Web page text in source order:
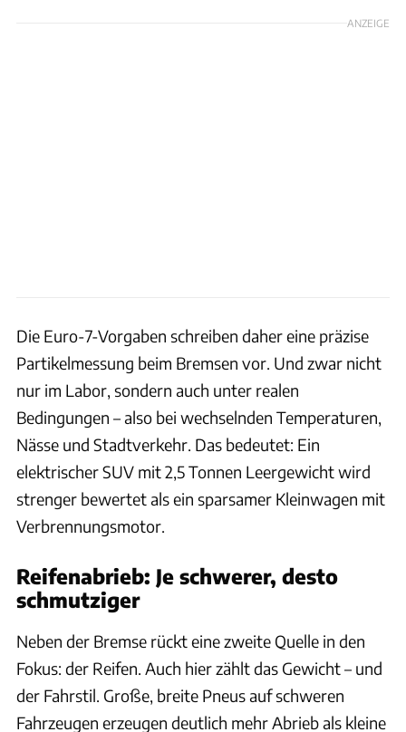
ANZEIGE
Die Euro-7-Vorgaben schreiben daher eine präzise
Partikelmessung beim Bremsen vor. Und zwar nicht
nur im Labor, sondern auch unter realen
Bedingungen – also bei wechselnden Temperaturen,
Nässe und Stadtverkehr. Das bedeutet: Ein
elektrischer SUV mit 2,5 Tonnen Leergewicht wird
strenger bewertet als ein sparsamer Kleinwagen mit
Verbrennungsmotor.
Reifenabrieb: Je schwerer, desto
schmutziger
Neben der Bremse rückt eine zweite Quelle in den
Fokus: der Reifen. Auch hier zählt das Gewicht – und
der Fahrstil. Große, breite Pneus auf schweren
Fahrzeugen erzeugen deutlich mehr Abrieb als kleine